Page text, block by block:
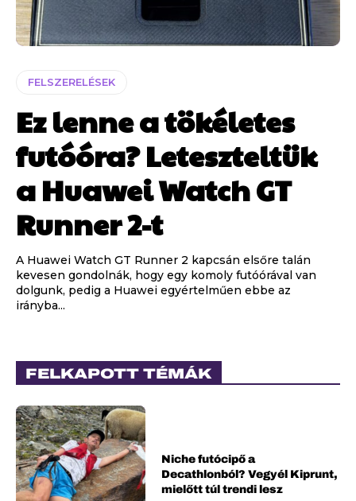
FELSZERELÉSEK
Ez lenne a tökéletes
futóóra? Leteszteltük
a Huawei Watch GT
Runner 2-t
A Huawei Watch GT Runner 2 kapcsán elsőre talán
kevesen gondolnák, hogy egy komoly futóórával van
dolgunk, pedig a Huawei egyértelműen ebbe az
irányba...
FELKAPOTT TÉMÁK
Niche futócipő a
Decathlonból? Vegyél Kiprunt,
mielőtt túl trendi lesz